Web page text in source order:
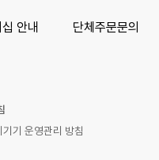
안내 단체주문문의
기 운영관리 방침